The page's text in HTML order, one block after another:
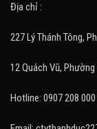
Địa chỉ :
227 Lý Thánh Tông,
12 Quách Vũ,
Hotline: 0907 208